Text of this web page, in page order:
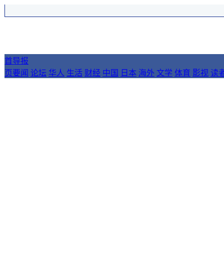
首
页
导报
要闻 论坛 华人 生活 财经 中国 日本 海外 文学 体育 影视 读